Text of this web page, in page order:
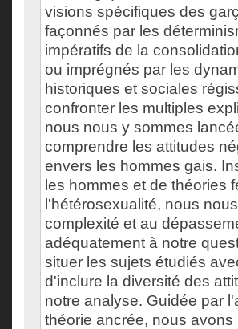
visions spécifiques des
façonnés par les
impératifs de la
ou imprégnés par les
historiques et sociales
confronter les multiples
nous nous y sommes
comprendre les attitudes
envers les hommes gais.
les hommes et de théories
l'hétérosexualité, nous
complexité et au
adéquatement à notre
situer les sujets étudiés
d'inclure la diversité des
notre analyse. Guidée par
théorie ancrée, nous